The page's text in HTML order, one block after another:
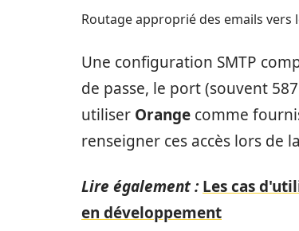
Routage approprié des emails
Une configuration SMTP
de passe, le port (souvent
utiliser Orange comme
renseigner ces accès lors de
Lire également : Les cas
en développement